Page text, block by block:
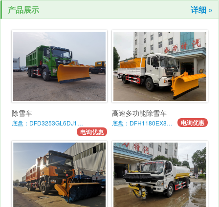
产品展示 详细 »
除雪车
底盘：DFD3253GL6DJ1…
电询优惠
高速多功能除雪车
底盘：DFH1180EX8… 电询优惠